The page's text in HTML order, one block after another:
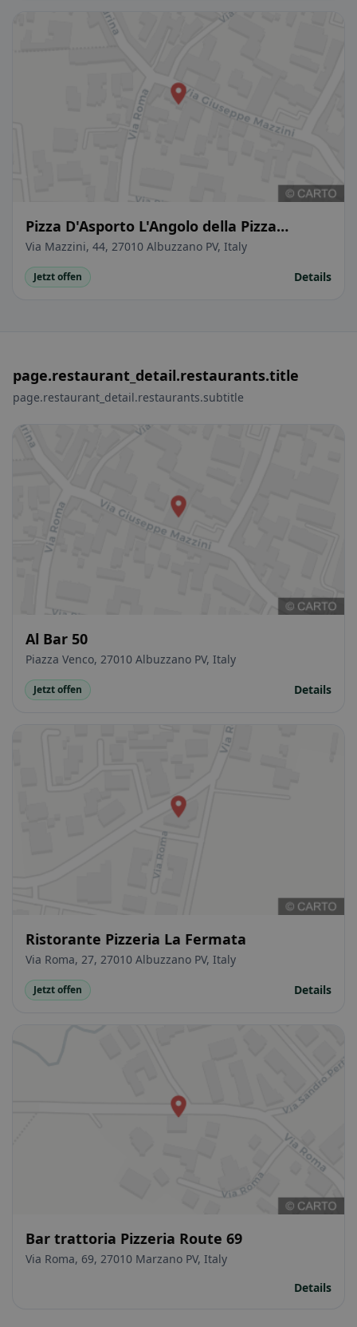
Pizza D'Asporto L'Angolo della Pizza
Gastronomia
Via Mazzini, 44, 27010 Albuzzano PV, Italy
Jetzt offen Details
page.restaurant_detail.restaurants.title
page.restaurant_detail.restaurants.subtitle
Al Bar 50
Piazza Venco, 27010 Albuzzano PV, Italy
Jetzt offen Details
Ristorante Pizzeria La Fermata
Via Roma, 27, 27010 Albuzzano PV, Italy
Jetzt offen Details
Bar trattoria Pizzeria Route 69
Via Roma, 69, 27010 Marzano PV, Italy
Details